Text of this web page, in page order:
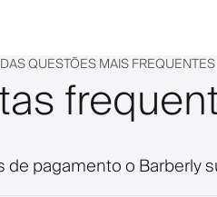
QUESTÕES MAIS
de pagamento o Barberly